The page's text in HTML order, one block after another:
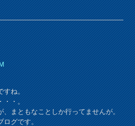
すね。
・・。
、まともなことしか行ってませんが。
ログです。